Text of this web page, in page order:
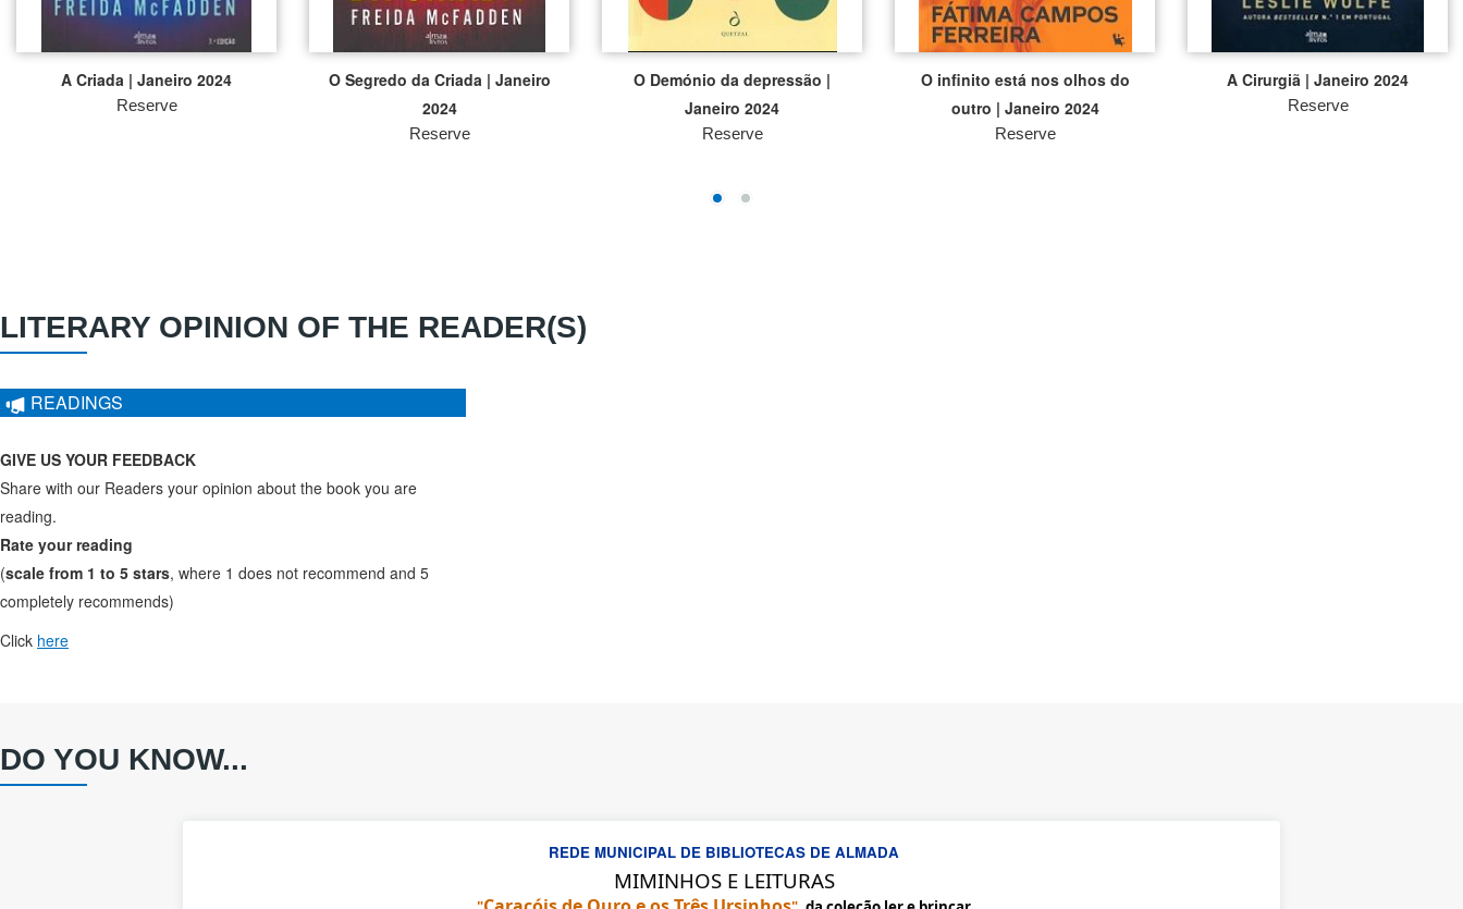
A Criada | Janeiro 2024
Reserve
O Segredo da Criada | Janeiro
2024
Reserve
O Demónio da depressão |
Janeiro 2024
Reserve
O infinito está nos olhos do
outro | Janeiro 2024
Reserve
A Cirurgiã | Janeiro 2024
Reserve
LITERARY OPINION OF THE READER(S)
READINGS
GIVE US YOUR FEEDBACK
Share with our Readers your opinion about the book you are
reading.
Rate your reading
(scale from 1 to 5 stars, where 1 does not recommend and 5
completely recommends)
Click here
DO YOU KNOW...
REDE MUNICIPAL DE BIBLIOTECAS DE ALMADA
MIMINHOS E LEITURAS